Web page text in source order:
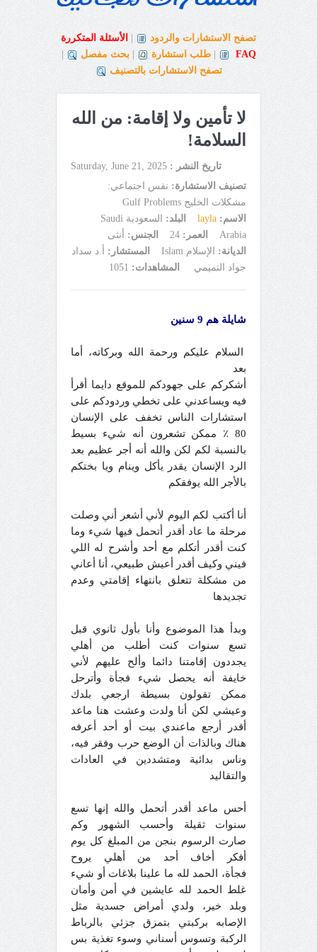
تصفح الاستشارات والردود
الأسئلة المتكررة
FAQ
طلب استشارة بحث مفصل
تصفح الاستشارات بالتصنيف
لا تأمين ولا إقامة: من الله
السلامة!
تاريخ النشر : Saturday, June 21, 2025
تصنيف الاستشارة: نفس اجتماعي:
مشكلات الخليج Gulf Problems
الاسم: layla البلد:
السعودية Saudi
Arabia
العمر: 24 الجنس:
أنثى
الديانة:
الإسلام Islam المستشار:
أ.د سداد
جواد التميمي
المشاهدات: 1051
شايلة هم 9 سنين
السلام عليكم ورحمة الله وبركاته، أما
بعد
أشكركم على جهودكم للموقع دايما أقرأ
فيه ويساعدني على تخطي وردودكم على
استشارات الناس تخفف على الإنسان
80 ٪ ممكن تشعرون أنه شيء بسيط
بالنسبة لكم لكن والله أنه أجر عظيم بعد
الرد الإنسان يقدر يأكل وينام ويا بختكم
بالأجر الله يوفقكم
أنا أكتب لكم اليوم لأني أشعر أني وصلت
مرحلة ما عاد أقدر أتحمل فيها شيء وما
كنت أقدر أتكلم مع أحد وأشرح له اللي
فيني وكيف أقدر أعيش طبيعي، أنا أعاني
من مشكلة تتعلق بانتهاء إقامتي وعدم
تجديدها
وبدأ هذا الموضوع وأنا بأول ثانوي قبل
تسع سنوات كنت أطلب من أهلي
يجددون إقامتنا دائما وألح عليهم لأني
خايفة أنه يحصل شيء فجأة وأترحل
ممكن تقولون بسيطة ارجعي بلدك
وعيشي لكن أنا ولدت وعشت هنا ماعد
أقدر أرجع ماعندي بيت أو أحد أعرفه
هناك وبالذات أن الوضع حرب وفقر فيه،
وناس بدائية ومتشددين في العادات
والتقاليد
أحس ماعد أقدر أتحمل والله إنها تسع
سنوات ثقيلة وأحسب الشهور وكم
صارت الرسوم بنجن من المبلغ كل يوم
أفكر أخاف أحد من أهلي يروح
فجأة، الحمد لله ما علينا بلاغات أو شيء
غلط الحمد لله عايشين في أمن وأمان
وبلد خير، ولدي أمراض جسدية مثل
الإصابه بركبتي بتمزق جزئي بالرباط
الركبة وتسوس أسناني وسوء تغذية بس